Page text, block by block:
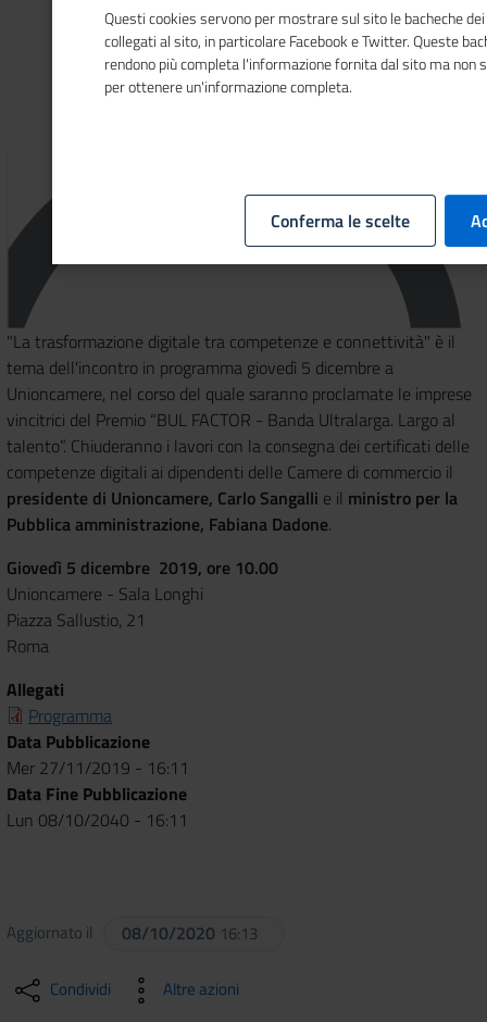
"La trasformazione digitale tra competenze e connettività" è il
tema dell'incontro in programma giovedì 5 dicembre a
Unioncamere, nel corso del quale saranno proclamate le imprese
vincitrici del Premio “BUL FACTOR - Banda Ultralarga. Largo al
talento”. Chiuderanno i lavori con la consegna dei certificati delle
competenze digitali ai dipendenti delle Camere di commercio il
presidente di Unioncamere, Carlo Sangalli e il ministro per la
Pubblica amministrazione, Fabiana Dadone.
Giovedì 5 dicembre 2019, ore 10.00
Unioncamere - Sala Longhi
Piazza Sallustio, 21
Roma
Allegati
Programma
Data Pubblicazione
Mer 27/11/2019 - 16:11
Data Fine Pubblicazione
Lun 08/10/2040 - 16:11
Aggiornato il 08/10/2020 16:13
Condividi Altre azioni
Questi cookies servono per mostrare sul sito le bacheche
collegati al sito, in particolare Facebook e Twitter. Queste
rendono più completa l'informazione fornita dal sito ma non
per ottenere un'informazione completa.
Conferma le scelte